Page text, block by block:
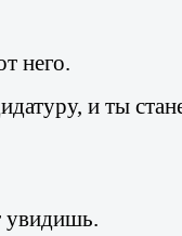
него.
и ты
увидишь.